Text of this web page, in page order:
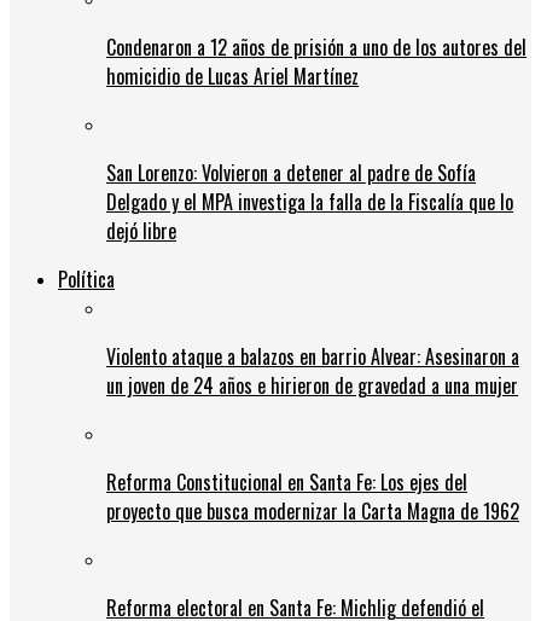
Condenaron a 12 años de prisión a uno de los autores del
homicidio de Lucas Ariel Martínez
San Lorenzo: Volvieron a detener al padre de Sofía
Delgado y el MPA investiga la falla de la Fiscalía que lo
dejó libre
Política
Violento ataque a balazos en barrio Alvear: Asesinaron a
un joven de 24 años e hirieron de gravedad a una mujer
Reforma Constitucional en Santa Fe: Los ejes del
proyecto que busca modernizar la Carta Magna de 1962
Reforma electoral en Santa Fe: Michlig defendió el